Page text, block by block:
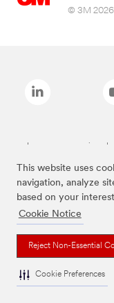
This website uses
navigation, analyze
based on your
Cookie Notice
Reject Non-Essential
Cookie Preferences
© 3M 2026.
Las marcas